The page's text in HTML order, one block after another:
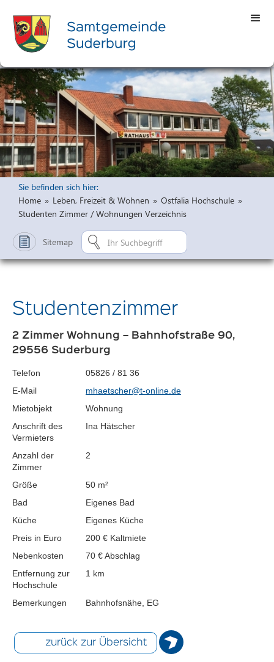
Sie befinden sich hier:
Home » Leben, Freizeit & Wohnen » Ostfalia Hochschule »
Studenten Zimmer / Wohnungen Verzeichnis
Sitemap
Studentenzimmer
2 Zimmer Wohnung – Bahnhofstraße 90,
29556 Suderburg
Telefon
05826 / 81 36
E-Mail
mhaetscher@t-online.de
Mietobjekt
Wohnung
Anschrift des
Vermieters
Ina Hätscher
Anzahl der
Zimmer
2
Größe
50 m²
Bad
Eigenes Bad
Küche
Eigenes Küche
Preis in Euro
200 € Kaltmiete
Nebenkosten
70 € Abschlag
Entfernung zur
Hochschule
1 km
Bemerkungen Bahnhofsnähe, EG
zurück zur Übersicht